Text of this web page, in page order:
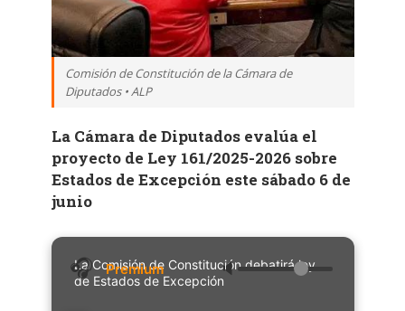
Comisión de Constitución de la Cámara de
Diputados • ALP
La Cámara de Diputados evalúa el
proyecto de Ley 161/2025-2026 sobre
Estados de Excepción este sábado 6 de
junio
La Comisión de Constitución debatirá ley
de Estados de Excepción
🔈